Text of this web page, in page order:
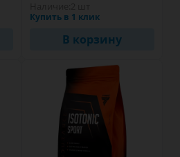
Купить в 1 клик
В корзину